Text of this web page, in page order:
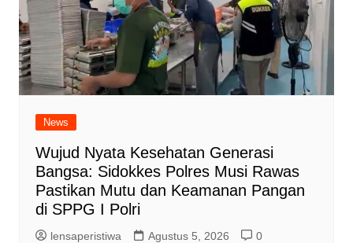
News
Wujud Nyata Kesehatan Generasi
Bangsa: Sidokkes Polres Musi Rawas
Pastikan Mutu dan Keamanan Pangan
di SPPG I Polri
lensaperistiwa Agustus 5, 2026 0